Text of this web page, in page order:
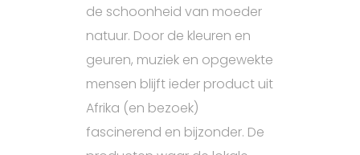
de schoonheid van moeder
natuur. Door de kleuren en
geuren, muziek en opgewekte
mensen blijft ieder product uit
Afrika (en bezoek)
fascinerend en bijzonder. De